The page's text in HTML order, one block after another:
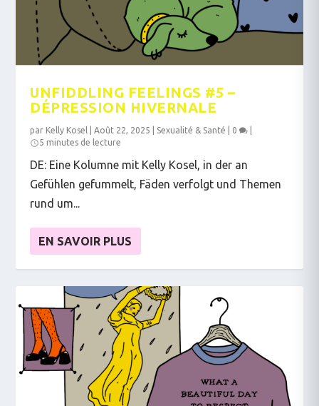
UNFIDDLING FEELINGS #5 –
DÉPRESSION HIVERNALE
par Kelly Kosel |Août 22, 2025 Sexualité & Santé 0
5 minutes de lecture
DE: Eine Kolumne mit Kelly Kosel, in der an
Gefühlen gefummelt, Fäden verfolgt und Themen
rund um...
EN SAVOIR PLUS